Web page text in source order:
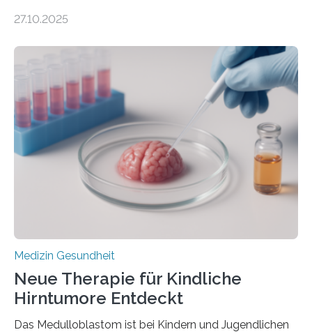
aus dem Deutschen Zentrum für Herzinsuffizienz
im Journal Circulation, warum der Energietransport bei
der Hypertrophen Kardiomyopathie (HCM) versagen
kann und wie sich durch eine Verringerung der
Herzbelastung und des oxidativen Stresses
Rhythmusstörungen reduzieren lassen. Würzburg. Die
hypertrophe Kardiomyopathie (HCM) ist die häufigste
erblich bedingte Herzerkrankung. Sie führt dazu, dass
sich die linke Herzkammer verdickt, der Herzmuskel zu
stark kontrahiert…
27.10.2025
Medizin Gesundheit
Neue Therapie für Kindliche
Hirntumore Entdeckt
Das Medulloblastom ist bei Kindern und Jugendlichen